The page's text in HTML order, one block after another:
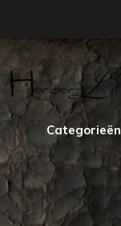
Categorieën